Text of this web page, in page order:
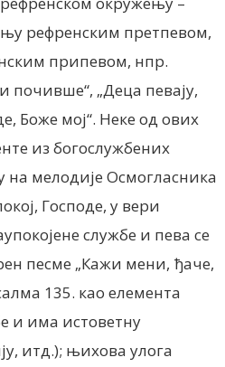
рефренским претпевом,
припевом, нпр.
почивше“, „Деца певају,
Боже мој“. Неке од ових
из богослужбених
на мелодије Осмогласника
Господе, у вери
службе и пева се
песме „Кажи мени, ђаче,
135. као елемента
и има истоветну
итд.); њихова улога